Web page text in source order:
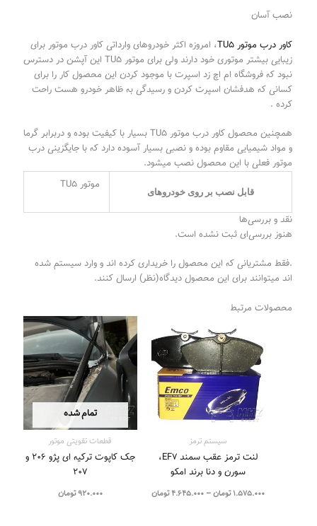
نصب آسان
کاور درب موتور TU5
، امروزه اکثر خودروهای وارداتی کاور درب موتور برای
زیبایی بیشتر موتوری خود دارند ولی برای موتور TU5 این آپشن در دسترس
نبود که فروشگاه ام اچ زد اسپرت با موجود کردن این محصول کار را برای
کسانی که هدفشان اسپرت کردن و رسیدگی به ظاهر خودرو هست راحت
کرده .
همچنین محصول کاور درب موتور TU5 بسیار با کیفیت بوده و دربرابر گرما
و مواد شیمیایی مقاوم بوده و نصبی بسیار آسوده دارد که با جایگزینی درب
موتور فعلی با این محصول نصب میشود.
قابل نصب بر روی خودرو‌های
موتور TU5
نقد و بررسی‌ها
هنوز بررسی‌ای ثبت نشده است.
.فقط مشتریانی که این محصول را خریداری کرده اند و وارد سیستم شده
اند میتوانند برای این محصول دیدگاه(نظر) ارسال کنند.
محصولات مرتبط
سیستم‌ ترمز
لنت ترمز عقب سمند EF7،
سورن و دنا برند امکو
1.575.000 تومان–
4.645.000 تومان
محدوده
قیمت:
1.575.000 تومان
4.645.000 تومان
تمام شده
قطعات تقویتی موتور
جک کاپوت ترکیه ای پژو ۲۰۶ و
۲۰۷
920.000تومان